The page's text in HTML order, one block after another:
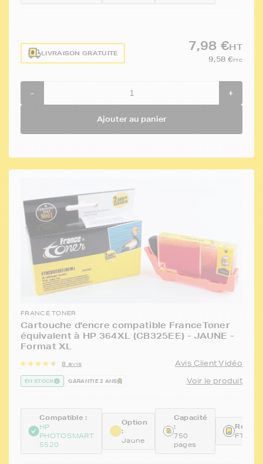
LIVRAISON GRATUITE
7,98 €HT
9,58 €TTC
- +
Ajouter au panier
FRANCE TONER
Cartouche d'encre compatible FranceToner
équivalent à HP 364XL (CB325EE) - JAUNE -
Format XL
8 avis Avis Client Vidéo
EN STOCK GARANTIE 2 ANS Voir le produit
Compatible :
HP
PHOTOSMART
5520
Option
:
Jaune
Capacité
:
750
pages